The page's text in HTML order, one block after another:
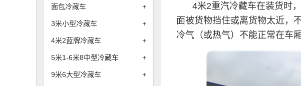
面包冷藏车 +
3米小型冷藏车 +
4米2蓝牌冷藏车 +
5米1-6米8中型冷藏车 +
9米6大型冷藏车 +
4米2重汽冷藏车在装货时
面被货物挡住或离货物太近，
冷气（或热气）不能正常在车